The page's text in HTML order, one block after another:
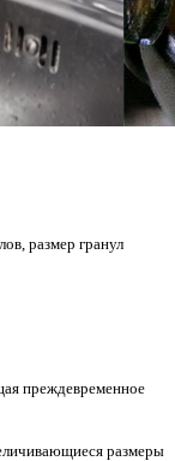
размер гранул
преждевременное
размеры